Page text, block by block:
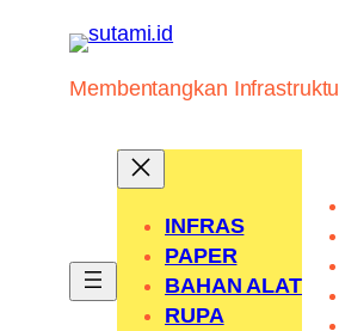
contentMembentangkan
INFRAS
PAPER
BAHAN ALAT
RUPA